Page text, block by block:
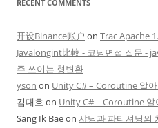
RECENT COMMENTS
开设Binance账户 on Trac Apache
Javalongint比較 - 코딩면접 질문 -
주 쓰이는 형변환
yson on Unity C# – Coroutine 알
김대호 on Unity C# – Coroutine 알
Sang Ik Baeon 샤딩과 파티셔닝의